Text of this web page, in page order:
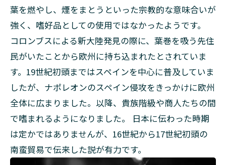
りが
変
葉巻
のカ
ット
方法
2.3
着火
から
ま
で
葉巻
葉を燃やし、煙をまとうといった宗教的な意味合いが
強く、嗜好品としての使用ではなかったようです。
コロンブスによる新大陸発見の際に、葉巻を吸う先住
民がいたことから欧州に持ち込まれたとされていま
す。19世紀初頭まではスペインを中心に普及していま
したが、ナポレオンのスペイン侵攻をきっかけに欧州
全体に広まりました。以降、貴族階級や商人たちの間
で嗜まれるようになりました。 日本に伝わった時期
は定かではありませんが、16世紀から17世紀初頭の
南蛮貿易で伝来した説が有力です。